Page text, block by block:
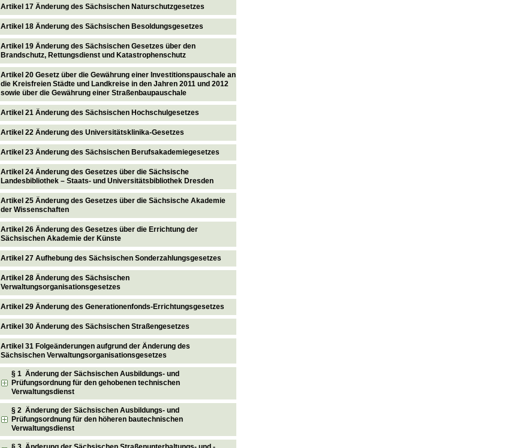
Artikel 17 Änderung des Sächsischen Naturschutzgesetzes
Artikel 18 Änderung des Sächsischen Besoldungsgesetzes
Artikel 19 Änderung des Sächsischen Gesetzes über den
Brandschutz, Rettungsdienst und Katastrophenschutz
Artikel 20 Gesetz über die Gewährung einer Investitionspauschale an
die Kreisfreien Städte und Landkreise in den Jahren 2011 und 2012
sowie über die Gewährung einer Straßenbaupauschale
Artikel 21 Änderung des Sächsischen Hochschulgesetzes
Artikel 22 Änderung des Universitätsklinika-Gesetzes
Artikel 23 Änderung des Sächsischen Berufsakademiegesetzes
Artikel 24 Änderung des Gesetzes über die Sächsische
Landesbibliothek – Staats- und Universitätsbibliothek Dresden
Artikel 25 Änderung des Gesetzes über die Sächsische Akademie
der Wissenschaften
Artikel 26 Änderung des Gesetzes über die Errichtung der
Sächsischen Akademie der Künste
Artikel 27 Aufhebung des Sächsischen Sonderzahlungsgesetzes
Artikel 28 Änderung des Sächsischen
Verwaltungsorganisationsgesetzes
Artikel 29 Änderung des Generationenfonds-Errichtungsgesetzes
Artikel 30 Änderung des Sächsischen Straßengesetzes
Artikel 31 Folgeänderungen aufgrund der Änderung des
Sächsischen Verwaltungsorganisationsgesetzes
§ 1 Änderung der Sächsischen Ausbildungs- und
Prüfungsordnung für den gehobenen technischen
Verwaltungsdienst
§ 2 Änderung der Sächsischen Ausbildungs- und
Prüfungsordnung für den höheren bautechnischen
Verwaltungsdienst